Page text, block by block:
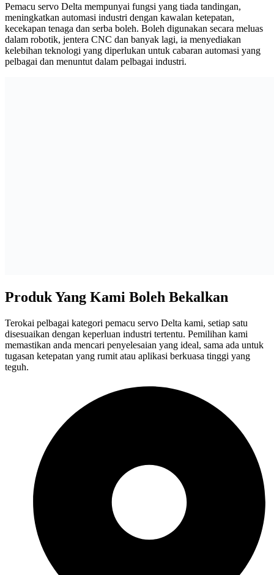
Pemacu servo Delta mempunyai fungsi yang tiada tandingan,
meningkatkan automasi industri dengan kawalan ketepatan,
kecekapan tenaga dan serba boleh. Boleh digunakan secara meluas
dalam robotik, jentera CNC dan banyak lagi, ia menyediakan
kelebihan teknologi yang diperlukan untuk cabaran automasi yang
pelbagai dan menuntut dalam pelbagai industri.
Produk Yang Kami Boleh Bekalkan
Terokai pelbagai kategori pemacu servo Delta kami, setiap satu
disesuaikan dengan keperluan industri tertentu. Pemilihan kami
memastikan anda mencari penyelesaian yang ideal, sama ada untuk
tugasan ketepatan yang rumit atau aplikasi berkuasa tinggi yang
teguh.